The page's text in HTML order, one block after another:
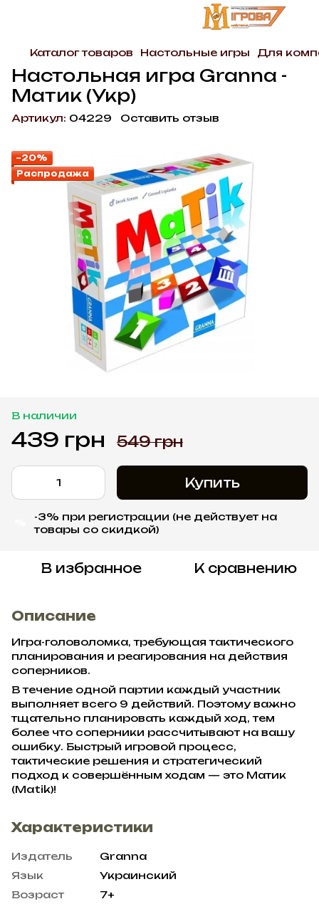
Каталог товаров Настольные игры Для
Настольная игра Granna -
Матик (Укр)
Артикул: 04229 Оставить отзыв
−20%
Распродажа
В наличии
439 грн 549 грн
Купить
-3% при регистрации (не действует на
товары со скидкой)
В избранное К сравнению
Описание
Игра-головоломка, требующая тактического
планирования и реагирования на действия
соперников.
В течение одной партии каждый участник
выполняет всего 9 действий. Поэтому важно
тщательно планировать каждый ход, тем
более что соперники рассчитывают на вашу
ошибку. Быстрый игровой процесс,
тактические решения и стратегический
подход к совершённым ходам — это Матик
(Matik)!
Характеристики
Издатель
Granna
Язык
Украинский
Возраст
7+